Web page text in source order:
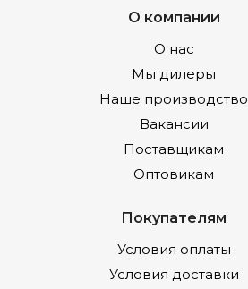
О компании
О нас
Мы дилеры
Наше производство
Вакансии
Поставщикам
Оптовикам
Покупателям
Условия оплаты
Условия доставки